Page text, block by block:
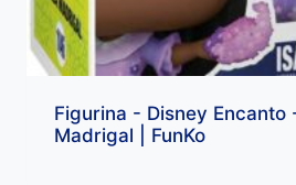
Figurina - Disney Encanto
Madrigal | FunKo